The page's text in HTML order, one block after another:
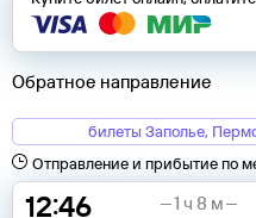
Обратное направление
билеты Заполье,
Отправление и прибытие по
12:46 1 ч 8 м